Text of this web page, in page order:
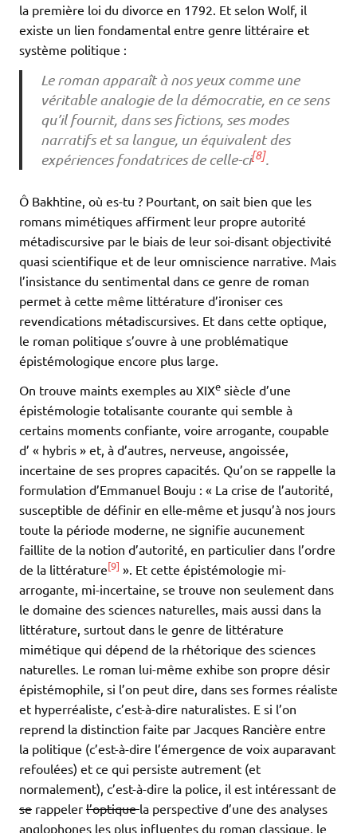
la première loi du divorce en 1792. Et selon Wolf, il
existe un lien fondamental entre genre littéraire et
système politique :
Le roman apparaît à nos yeux comme une
véritable analogie de la démocratie, en ce sens
qu’il fournit, dans ses fictions, ses modes
narratifs et sa langue, un équivalent des
expériences fondatrices de celle-ci[8].
Ô Bakhtine, où es-tu ? Pourtant, on sait bien que les
romans mimétiques affirment leur propre autorité
métadiscursive par le biais de leur soi-disant objectivité
quasi scientifique et de leur omniscience narrative. Mais
l’insistance du sentimental dans ce genre de roman
permet à cette même littérature d’ironiser ces
revendications métadiscursives. Et dans cette optique,
le roman politique s’ouvre à une problématique
épistémologique encore plus large.
On trouve maints exemples au XIXe siècle d’une
épistémologie totalisante courante qui semble à
certains moments confiante, voire arrogante, coupable
d’ « hybris » et, à d’autres, nerveuse, angoissée,
incertaine de ses propres capacités. Qu’on se rappelle la
formulation d’Emmanuel Bouju : « La crise de l’autorité,
susceptible de définir en elle-même et jusqu’à nos jours
toute la période moderne, ne signifie aucunement
faillite de la notion d’autorité, en particulier dans l’ordre
de la littérature[9] ». Et cette épistémologie mi-
arrogante, mi-incertaine, se trouve non seulement dans
le domaine des sciences naturelles, mais aussi dans la
littérature, surtout dans le genre de littérature
mimétique qui dépend de la rhétorique des sciences
naturelles. Le roman lui-même exhibe son propre désir
épistémophile, si l’on peut dire, dans ses formes réaliste
et hyperréaliste, c’est-à-dire naturalistes. E si l’on
reprend la distinction faite par Jacques Rancière entre
la politique (c’est-à-dire l’émergence de voix auparavant
refoulées) et ce qui persiste autrement (et
normalement), c’est-à-dire la police, il est intéressant de
se rappeler l’optiquela perspective d’une des analyses
anglophones les plus influentes du roman classique, le